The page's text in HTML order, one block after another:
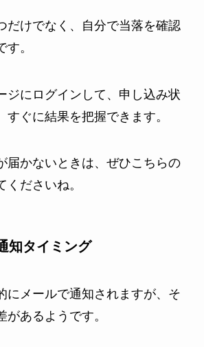
だけでなく、自分で当落を確認
。
ジにログインして、申し込み状
すぐに結果を把握できます。
届かないときは、ぜひこちらの
ださいね。
知タイミング
にメールで通知されますが、そ
あるようです。